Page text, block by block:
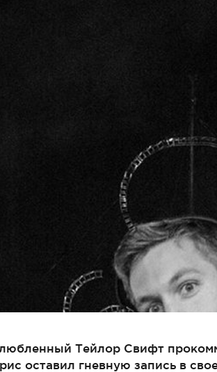
Тейлор Свифт
оставил гневную запись в